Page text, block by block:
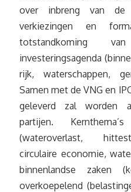
over inbreng van
verkiezingen en
totstandkoming
investeringsagenda
rijk, waterschappen,
Samen met de VNG en
geleverd zal worden
partijen.
(wateroverlast,
circulaire economie,
binnenlandse zaken
overkoepelend